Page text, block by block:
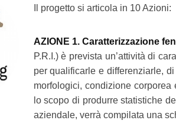
Il progetto si articola in 10 Azioni:
AZIONE 1. Caratterizzazione
P.R.I.) è prevista un’attività di
per qualificarle e differenziarle,
morfologici, condizione
lo scopo di produrre statistiche
aziendale, verrà compilata una